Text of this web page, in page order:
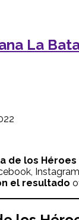
La
de los Héroes
el resultado